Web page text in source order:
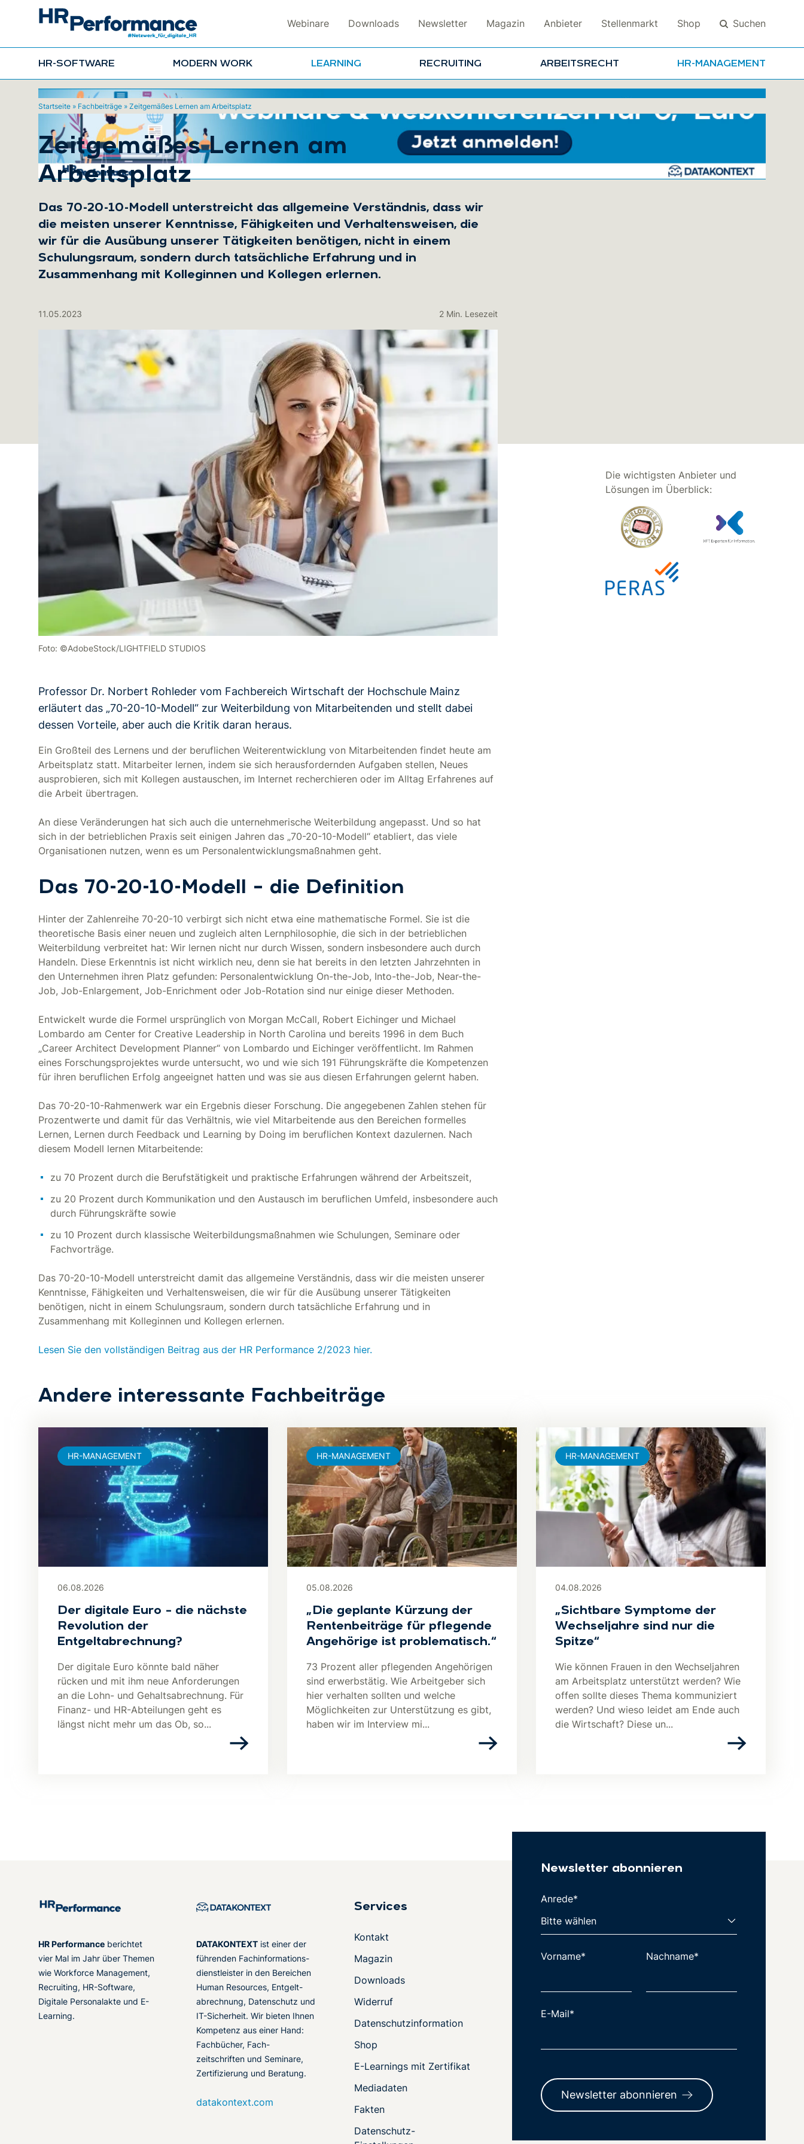
Webinare Downloads Newsletter Magazin Anbieter Stellenmarkt Shop Suchen
HR-SOFTWARE MODERN WORK LEARNING RECRUITING ARBEITSRECHT HR-MANAGEMENT
Startseite » Fachbeiträge » Zeitgemäßes Lernen am Arbeitsplatz
Zeitgemäßes Lernen am
Arbeitsplatz
Das 70-20-10-Modell unterstreicht das allgemeine Verständnis, dass wir
die meisten unserer Kenntnisse, Fähigkeiten und Verhaltensweisen, die
wir für die Ausübung unserer Tätigkeiten benötigen, nicht in einem
Schulungsraum, sondern durch tatsächliche Erfahrung und in
Zusammenhang mit Kolleginnen und Kollegen erlernen.
11.05.2023 2 Min. Lesezeit
Foto: ©AdobeStock/LIGHTFIELD STUDIOS
Professor Dr. Norbert Rohleder vom Fachbereich Wirtschaft der Hochschule Mainz
erläutert das „70-20-10-Modell“ zur Weiterbildung von Mitarbeitenden und stellt dabei
dessen Vorteile, aber auch die Kritik daran heraus.
Ein Großteil des Lernens und der beruflichen Weiterentwicklung von Mitarbeitenden findet heute am
Arbeitsplatz statt. Mitarbeiter lernen, indem sie sich herausfordernden Aufgaben stellen, Neues
ausprobieren, sich mit Kollegen austauschen, im Internet recherchieren oder im Alltag Erfahrenes auf
die Arbeit übertragen.
An diese Veränderungen hat sich auch die unternehmerische Weiterbildung angepasst. Und so hat
sich in der betrieblichen Praxis seit einigen Jahren das „70-20-10-Modell“ etabliert, das viele
Organisationen nutzen, wenn es um Personalentwicklungsmaßnahmen geht.
Das 70-20-10-Modell – die Definition
Hinter der Zahlenreihe 70-20-10 verbirgt sich nicht etwa eine mathematische Formel. Sie ist die
theoretische Basis einer neuen und zugleich alten Lernphilosophie, die sich in der betrieblichen
Weiterbildung verbreitet hat: Wir lernen nicht nur durch Wissen, sondern insbesondere auch durch
Handeln. Diese Erkenntnis ist nicht wirklich neu, denn sie hat bereits in den letzten Jahrzehnten in
den Unternehmen ihren Platz gefunden: Personalentwicklung On-the-Job, Into-the-Job, Near-the-
Job, Job-Enlargement, Job-Enrichment oder Job-Rotation sind nur einige dieser Methoden.
Entwickelt wurde die Formel ursprünglich von Morgan McCall, Robert Eichinger und Michael
Lombardo am Center for Creative Leadership in North Carolina und bereits 1996 in dem Buch
„Career Architect Development Planner“ von Lombardo und Eichinger veröffentlicht. Im Rahmen
eines Forschungsprojektes wurde untersucht, wo und wie sich 191 Führungskräfte die Kompetenzen
für ihren beruflichen Erfolg angeeignet hatten und was sie aus diesen Erfahrungen gelernt haben.
Das 70-20-10-Rahmenwerk war ein Ergebnis dieser Forschung. Die angegebenen Zahlen stehen für
Prozentwerte und damit für das Verhältnis, wie viel Mitarbeitende aus den Bereichen formelles
Lernen, Lernen durch Feedback und Learning by Doing im beruflichen Kontext dazulernen. Nach
diesem Modell lernen Mitarbeitende:
zu 70 Prozent durch die Berufstätigkeit und praktische Erfahrungen während der Arbeitszeit,
zu 20 Prozent durch Kommunikation und den Austausch im beruflichen Umfeld, insbesondere auch
durch Führungskräfte sowie
zu 10 Prozent durch klassische Weiterbildungsmaßnahmen wie Schulungen, Seminare oder
Fachvorträge.
Das 70-20-10-Modell unterstreicht damit das allgemeine Verständnis, dass wir die meisten unserer
Kenntnisse, Fähigkeiten und Verhaltensweisen, die wir für die Ausübung unserer Tätigkeiten
benötigen, nicht in einem Schulungsraum, sondern durch tatsächliche Erfahrung und in
Zusammenhang mit Kolleginnen und Kollegen erlernen.
Lesen Sie den vollständigen Beitrag aus der HR Performance 2/2023 hier.
Die wichtigsten Anbieter und
Lösungen im Überblick:
Andere interessante Fachbeiträge
06.08.2026
Der digitale Euro – die nächste
Revolution der
Entgeltabrechnung?
Der digitale Euro könnte bald näher
rücken und mit ihm neue Anforderungen
an die Lohn- und Gehaltsabrechnung. Für
Finanz- und HR-Abteilungen geht es
längst nicht mehr um das Ob, so...
HR-MANAGEMENT
05.08.2026
„Die geplante Kürzung der
Rentenbeiträge für pflegende
Angehörige ist problematisch.“
73 Prozent aller pflegenden Angehörigen
sind erwerbstätig. Wie Arbeitgeber sich
hier verhalten sollten und welche
Möglichkeiten zur Unterstützung es gibt,
haben wir im Interview mi...
HR-MANAGEMENT
04.08.2026
„Sichtbare Symptome der
Wechseljahre sind nur die
Spitze“
Wie können Frauen in den Wechseljahren
am Arbeitsplatz unterstützt werden? Wie
offen sollte dieses Thema kommuniziert
werden? Und wieso leidet am Ende auch
die Wirtschaft? Diese un...
HR-MANAGEMENT
HR Performance berichtet
vier Mal im Jahr über Themen
wie Workforce Management,
Recruiting, HR-Software,
Digitale Personalakte und E-
Learning.
DATAKONTEXT ist einer der
führenden Fachinformations-
dienstleister in den Bereichen
Human Resources, Entgelt-
abrechnung, Datenschutz und
IT-Sicherheit. Wir bieten Ihnen
Kompetenz aus einer Hand:
Fachbücher, Fach-
zeitschriften und Seminare,
Zertifizierung und Beratung.
datakontext.com
Services
Kontakt
Magazin
Downloads
Widerruf
Datenschutzinformation
Shop
E-Learnings mit Zertifikat
Mediadaten
Fakten
Datenschutz-
Newsletter abonnieren
Anrede*
Vorname* Nachname*
E-Mail*
Newsletter abonnieren